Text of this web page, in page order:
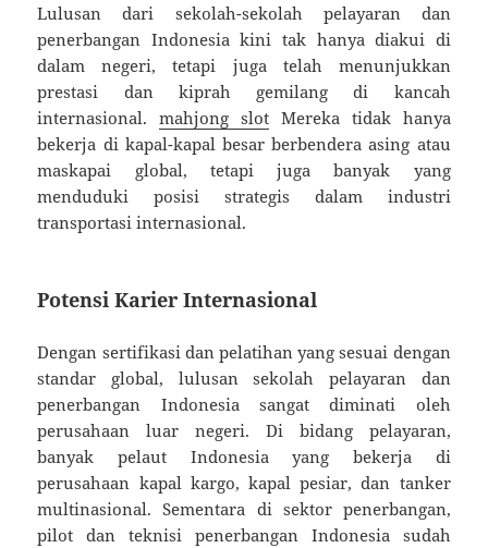
Lulusan dari sekolah-sekolah pelayaran dan
penerbangan Indonesia kini tak hanya diakui di
dalam negeri, tetapi juga telah menunjukkan
prestasi dan kiprah gemilang di kancah
internasional.mahjong slot Mereka tidak hanya
bekerja di kapal-kapal besar berbendera asing atau
maskapai global, tetapi juga banyak yang
menduduki posisi strategis dalam industri
transportasi internasional.
Potensi Karier Internasional
Dengan sertifikasi dan pelatihan yang sesuai dengan
standar global, lulusan sekolah pelayaran dan
penerbangan Indonesia sangat diminati oleh
perusahaan luar negeri. Di bidang pelayaran,
banyak pelaut Indonesia yang bekerja di
perusahaan kapal kargo, kapal pesiar, dan tanker
multinasional. Sementara di sektor penerbangan,
pilot dan teknisi penerbangan Indonesia sudah